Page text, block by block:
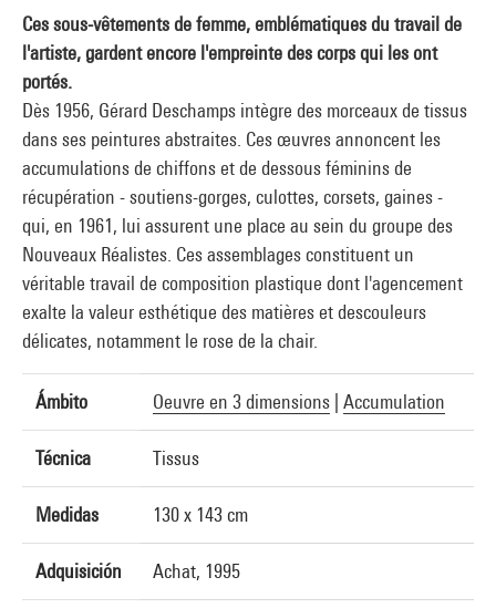
Ces sous-vêtements de femme, emblématiques du travail de
l'artiste, gardent encore l'empreinte des corps qui les ont
portés.
Dès 1956, Gérard Deschamps intègre des morceaux de tissus
dans ses peintures abstraites. Ces œuvres annoncent les
accumulations de chiffons et de dessous féminins de
récupération - soutiens-gorges, culottes, corsets, gaines -
qui, en 1961, lui assurent une place au sein du groupe des
Nouveaux Réalistes. Ces assemblages constituent un
véritable travail de composition plastique dont l'agencement
exalte la valeur esthétique des matières et descouleurs
délicates, notamment le rose de la chair.
Ámbito Oeuvre en 3 dimensions Accumulation
Técnica Tissus
Medidas 130 x 143 cm
Adquisición Achat, 1995